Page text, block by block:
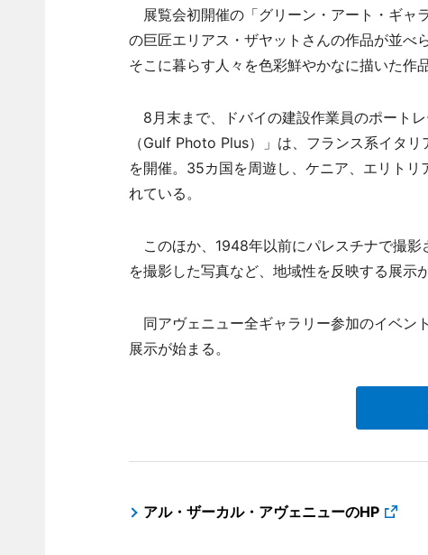
展覧会初開催の「グリーン・アート・ギャ
の巨匠エリアス・ザヤットさんの作品が並べ
そこに暮らす人々を色彩鮮やかなに描いた作
8月末まで、ドバイの建設作業員のポート
（Gulf Photo Plus）」は、フランス系イタ
を開催。35カ国を周遊し、ケニア、エリト
れている。
このほか、1948年以前にパレスチナで撮影
を撮影した写真など、地域性を反映する展示
同アヴェニュー全ギャラリー参加のイベン
展示が始まる。
アル・ザーカル・アヴェニューのHP